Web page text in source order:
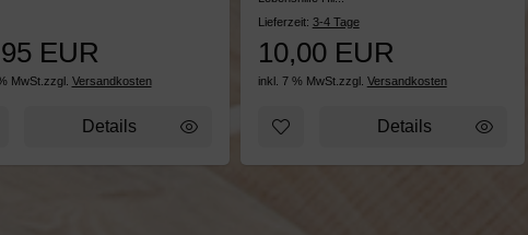
Bausatz, bunt
EUR
MwSt. zzgl. Versandkosten
Merkzettel hinzufügen: Gartendeko Geier "Kalli" rot / bunt
Details
Lieferzeit: 3-4 Tage
10,00 EUR
inkl. 7 % MwSt. zzgl. Versandkosten
Zum Merkzettel hinzufügen:
Details